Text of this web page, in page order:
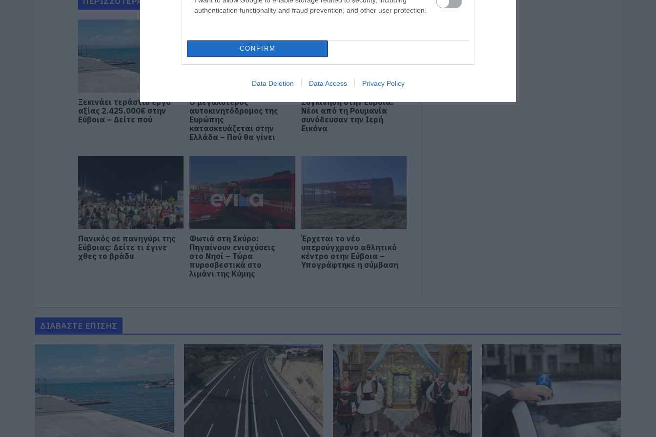
authentication functionality and fraud prevention, and other user protection.
CONFIRM
Data Deletion Data Access Privacy Policy
Ξεκινάει τεράστιο έργο
αξίας 2.425.000€ στην
Εύβοια – Δείτε πού
Ο μεγαλύτερος
αυτοκινητόδρομος της
Ευρώπης
κατασκευάζεται στην
Ελλάδα – Πού θα γίνει
Συγκίνηση στην Εύβοια:
Νέοι από τη Ρουμανία
συνόδευσαν την Ιερή
Εικόνα
Πανικός σε πανηγύρι της
Εύβοιας: Δείτε τι έγινε
χθες το βράδυ
Φωτιά στη Σκύρο:
Πηγαίνουν ενισχύσεις
στο Νησί – Τώρα
πυροσβεστικά στο
λιμάνι της Κύμης
Έρχεται το νέο
υπερσύγχρονο αθλητικό
κέντρο στην Εύβοια –
Υπογράφτηκε η σύμβαση
ΔΙΑΒΑΣΤΕ ΕΠΙΣΗΣ